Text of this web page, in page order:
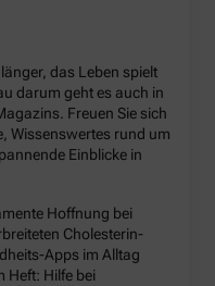
das Leben spielt
darum geht es auch in
Freuen Sie sich
Wissenswertes rund um
Einblicke in
Hoffnung bei
Cholesterin-
Apps im Alltag
Heft: Hilfe bei